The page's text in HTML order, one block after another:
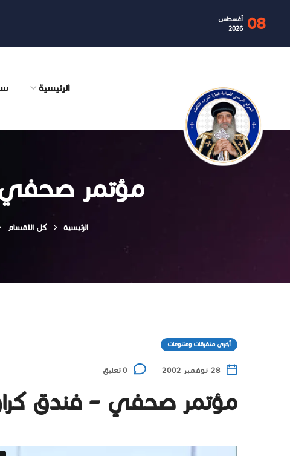
08
أغسطس
2026
الرئيسية
مؤتمر صحفي
الرئيسية كل الاقسام
أخرى متفرقات ومتنوعات
28 نوفمبر 2002 0 تعليق
مؤتمر صحفي – فندق